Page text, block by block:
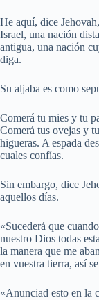
He aquí, dice
Israel, una nación
antigua, una nación
diga.
Su aljaba es como
Comerá tu mies y tu
Comerá tus ovejas y
higueras. A espada
cuales confías.
Sin embargo, dice
aquellos días.
«Sucederá que
nuestro Dios todas
la manera que me
en vuestra tierra, así
«Anunciad esto en la